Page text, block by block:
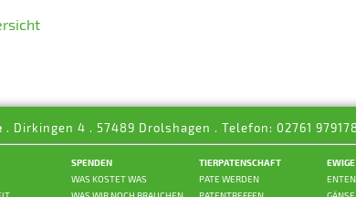
. Dirkingen 4 . 57489 Drolshagen . Telefon: 02761
SPENDEN
WAS KOSTET WAS
TIERPATENSCHAFT
PATE WERDEN
ENTEN